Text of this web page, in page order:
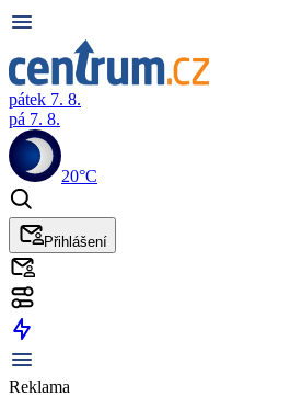
pátek 7. 8.
pá 7. 8.
20°C
Přihlášení
Reklama